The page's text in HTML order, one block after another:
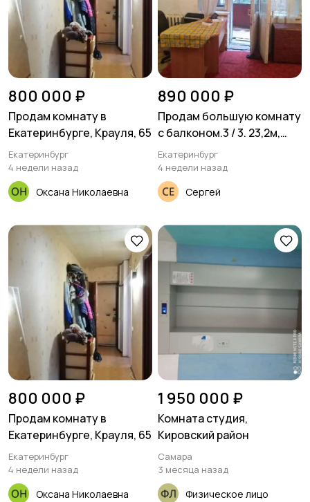
800 000 ₽
Продам комнату в
Екатеринбурге, Крауля, 65
Екатеринбург
4 недели назад
Оксана Николаевна
890 000 ₽
Продам большую комнату
с балконом.3 / 3. 23,2м,
Блюхера21А.
Екатеринбург
Екатеринбург
4 недели назад
Сергей
800 000 ₽
Продам комнату в
Екатеринбурге, Крауля, 65
Екатеринбург
4 недели назад
Оксана Николаевна
1 950 000 ₽
Комната студия,
Кировский район
Самара
3 месяца назад
Физическое лицо